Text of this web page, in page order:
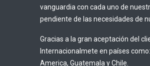
vanguardia con cada uno de
pendiente de las necesidades de
Gracias a la gran aceptación del
Internacionalmete en países
America, Guatemala y Chile.